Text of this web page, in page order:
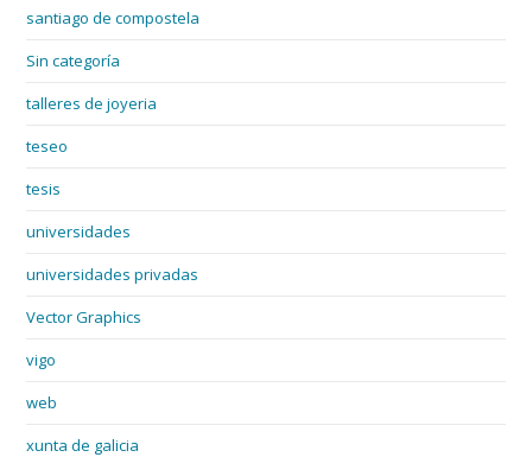
santiago de compostela
Sin categoría
talleres de joyeria
teseo
tesis
universidades
universidades privadas
Vector Graphics
vigo
web
xunta de galicia